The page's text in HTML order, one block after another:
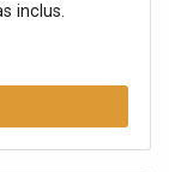
inclus.